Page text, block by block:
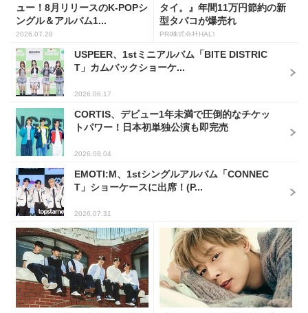
ュー！8月リリースのK-POPシ
ングル＆アルバム1...
2026.07.28
タイ。』年間11万円節約の新
型タバコが爆売れ
PR(株式会社HAL)
USPEER、1stミニアルバム「BITE DISTRIC
T」カムバックショーケ...
2026.06.17
CORTIS、デビュー1年未満で圧倒的なチケッ
トパワー！日本初単独公演も即完売
2026.08.04
EMOTI:M、1stシングルアルバム「CONNEC
T」ショーケースに出席！(P...
2026.07.31